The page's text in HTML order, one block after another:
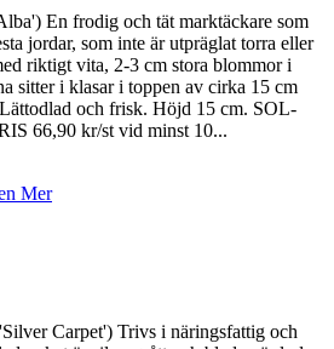
En frodig och tät marktäckare som
jordar, som inte är utpräglat torra eller
riktigt vita, 2-3 cm stora blommor i
sitter i klasar i toppen av cirka 15 cm
och frisk. Höjd 15 cm. SOL-
66,90 kr/st vid minst 10...
Mer
Carpet') Trivs i näringsfattig och